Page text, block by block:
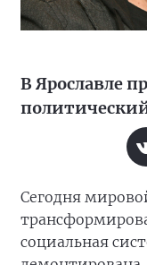
В Ярославле
Сегодня
социальная